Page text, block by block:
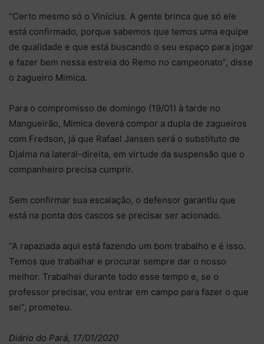
“Certo mesmo só o Vinícius. A gente brinca que só ele
está confirmado, porque sabemos que temos uma equipe
de qualidade e que está buscando o seu espaço para jogar
e fazer bem nessa estreia do Remo no campeonato”, disse
o zagueiro Mimica.
Para o compromisso de domingo (19/01) à tarde no
Mangueirão, Mimica deverá compor a dupla de zagueiros
com Fredson, já que Rafael Jansen será o substituto de
Djalma na lateral-direita, em virtude da suspensão que o
companheiro precisa cumprir.
Sem confirmar sua escalação, o defensor garantiu que
está na ponta dos cascos se precisar ser acionado.
“A rapaziada aqui está fazendo um bom trabalho e é isso.
Temos que trabalhar e procurar sempre dar o nosso
melhor. Trabalhei durante todo esse tempo e, se o
professor precisar, vou entrar em campo para fazer o que
sei”, prometeu.
Diário do Pará, 17/01/2020